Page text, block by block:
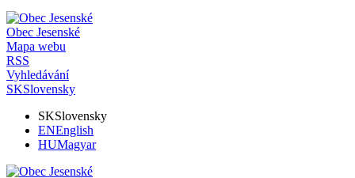
Obec Jesenské
Mapa webu
RSS
Vyhledávání
SKSlovensky
SKSlovensky
ENEnglish
HUMagyar